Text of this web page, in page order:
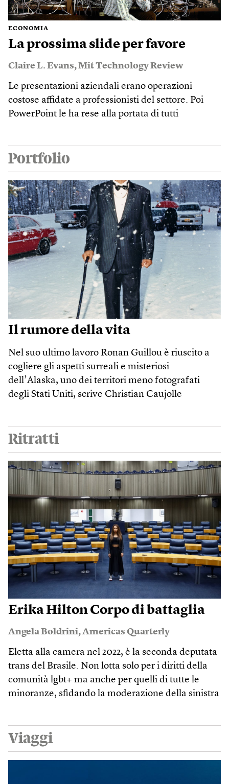
ECONOMIA
La prossima slide per favore
Claire L. Evans,Mit Technology Review
Le presentazioni aziendali erano operazioni
costose affidate a professionisti del settore. Poi
PowerPoint le ha rese alla portata di tutti
Portfolio
Il rumore della vita
Nel suo ultimo lavoro Ronan Guillou è riuscito a
cogliere gli aspetti surreali e misteriosi
dell’Alaska, uno dei territori meno fotografati
degli Stati Uniti, scrive Christian Caujolle
Ritratti
Erika Hilton Corpo di battaglia
Angela Boldrini,Americas Quarterly
Eletta alla camera nel 2022, è la seconda deputata
trans del Brasile. Non lotta solo per i diritti della
comunità lgbt+ ma anche per quelli di tutte le
minoranze, sfidando la moderazione della sinistra
Viaggi